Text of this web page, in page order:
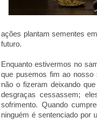
ações plantam sementes
futuro.
Enquanto estivermos no
que pusemos fim ao nosso
não o fizeram deixando
desgraças cessassem;
sofrimento. Quando
ninguém é sentenciado por